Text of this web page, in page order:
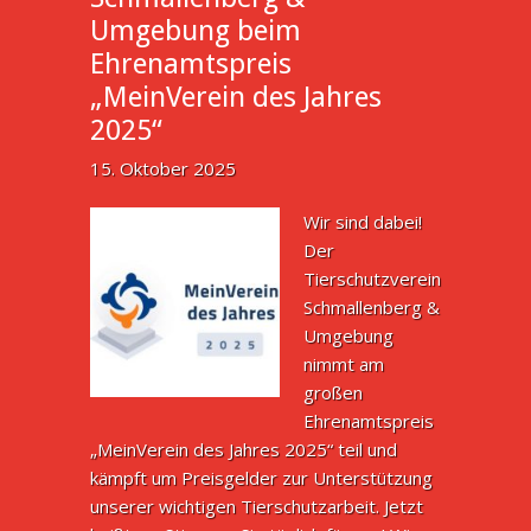
Umgebung beim
Ehrenamtspreis
„MeinVerein des Jahres
2025“
15. Oktober 2025
Wir sind dabei!
Der
Tierschutzverein
Schmallenberg &
Umgebung
nimmt am
großen
Ehrenamtspreis
„MeinVerein des Jahres 2025“ teil und
kämpft um Preisgelder zur Unterstützung
unserer wichtigen Tierschutzarbeit. Jetzt